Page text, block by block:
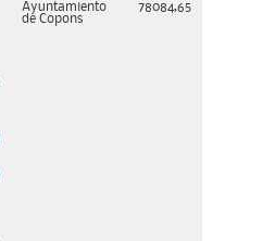
Ayuntamiento
de Copons
78084,65